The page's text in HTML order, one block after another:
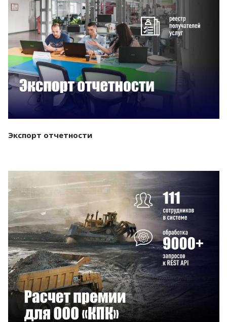
Смотреть проект
Экспорт отчетности
Смотреть проект